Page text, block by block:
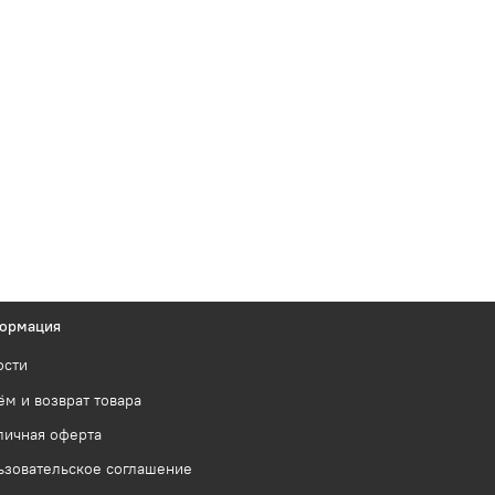
и возврат товара
оферта
соглашение